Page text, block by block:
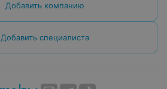
Добавить компанию
Добавить специалиста